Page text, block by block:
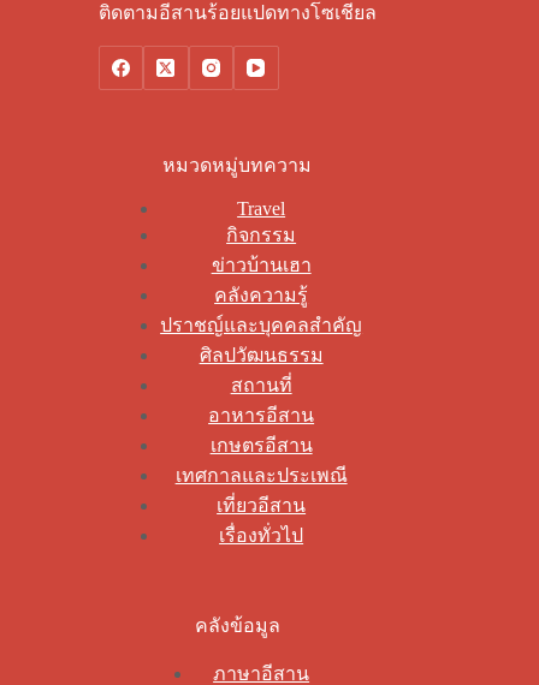
ติดตามอีสานร้อยแปดทางโซเชียล
หมวดหมู่บทความ
Travel
กิจกรรม
ข่าวบ้านเฮา
คลังความรู้
ปราชญ์และบุคคลสำคัญ
ศิลปวัฒนธรรม
สถานที่
อาหารอีสาน
เกษตรอีสาน
เทศกาลและประเพณี
เที่ยวอีสาน
เรื่องทั่วไป
คลังข้อมูล
ภาษาอีสาน